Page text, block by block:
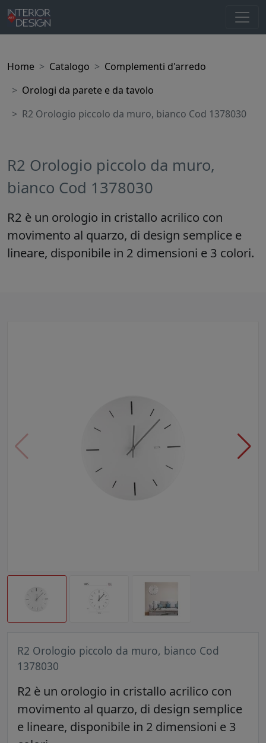
Home Catalogo
Complementi d'arredo
Orologi da parete e da tavolo
R2 Orologio piccolo da muro, bianco Cod 1378030
R2 Orologio piccolo da muro,
bianco Cod 1378030
R2 è un orologio in cristallo acrilico con
movimento al quarzo, di design semplice e
lineare, disponibile in 2 dimensioni e 3 colori.
R2 Orologio piccolo da muro, bianco Cod
1378030
R2 è un orologio in cristallo acrilico con
movimento al quarzo, di design semplice
e lineare, disponibile in 2 dimensioni e 3